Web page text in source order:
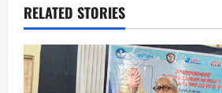
RELATED STORIES